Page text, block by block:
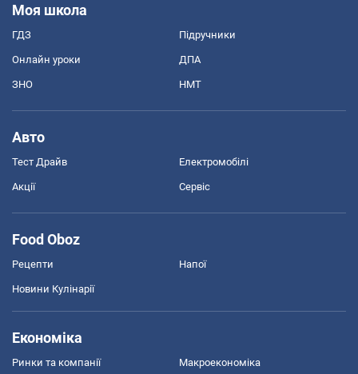
Моя школа
ГДЗ Підручники
Онлайн уроки ДПА
ЗНО НМТ
Авто
Тест Драйв Електромобілі
Акції Сервіс
Food Oboz
Рецепти Напої
Новини Кулінарії
Економіка
Ринки та компанії Макроекономіка